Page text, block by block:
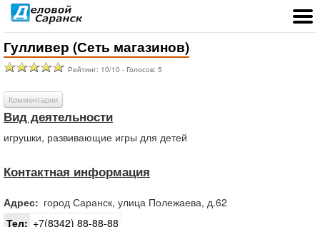
Гулливер (Сеть магазинов)
Рейтинг: 10/10 - Голосов: 5
Комментарии
Вид деятельности
игрушки, развивающие игры для детей
Контактная информация
Адрес: город Саранск, улица Полежаева, д.62
Тел: +7(8342) 88-88-88